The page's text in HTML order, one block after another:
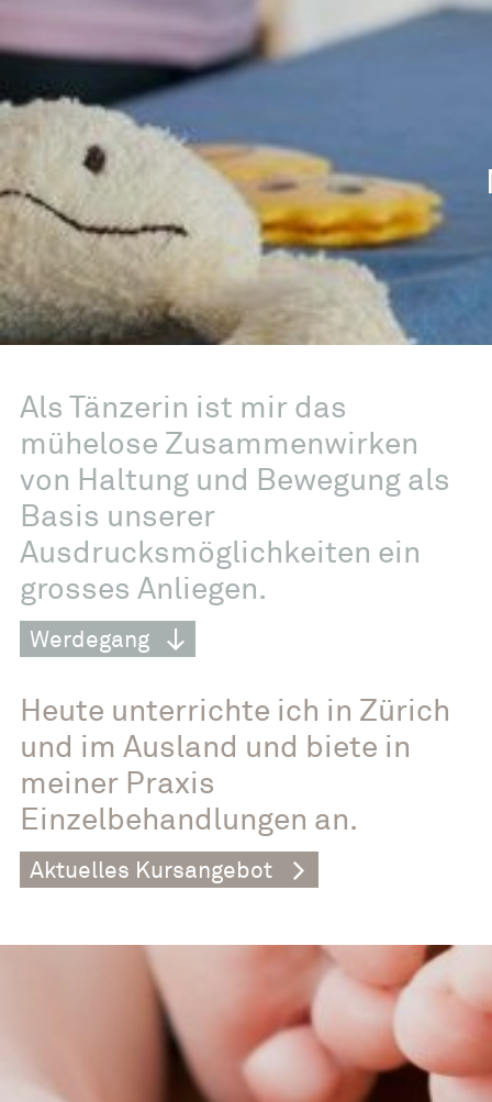
Als Tänzerin ist mir das
mühelose Zusammenwirken
von Haltung und Bewegung als
Basis unserer
Ausdrucksmöglichkeiten ein
grosses Anliegen.
Werdegang
Heute unterrichte ich in Zürich
und im Ausland und biete in
meiner Praxis
Einzelbehandlungen an.
Aktuelles Kursangebot